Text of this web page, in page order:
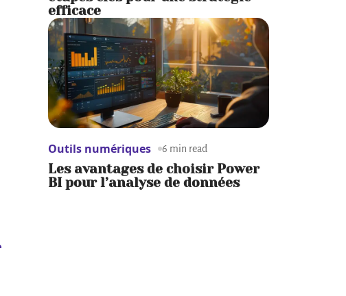
efficace
Outils numériques 6 min read
Les avantages de choisir Power
BI pour l’analyse de données